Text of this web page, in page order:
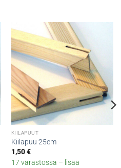
KIILAPUUT
Kiilapuu 25cm
1,50€
17 varastossa – lisää